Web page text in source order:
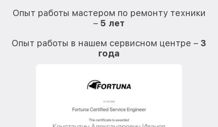
Опыт работы мастером по ремонту техники
– 5 лет
Опыт работы в нашем сервисном центре – 3
года